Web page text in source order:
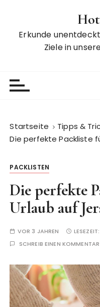
Erkunde
Ziele in
Startseite Tipps &
Die perfekte Packliste
PACKLISTEN
Die perfekte
Urlaub auf
VOR 3 JAHREN
SCHREIB EINEN KOMMENTAR